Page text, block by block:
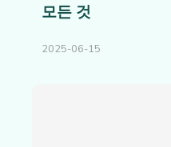
모든 것
2025-06-15